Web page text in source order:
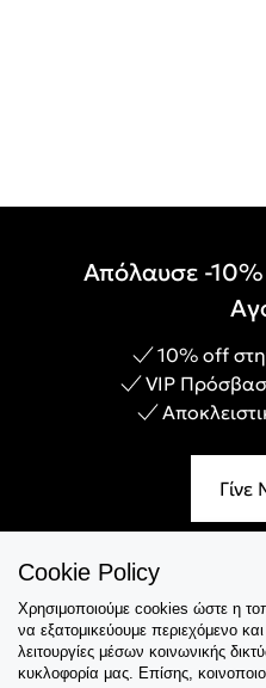
Απόλαυσε -
10% off
VIP
Γίνε
Εξυπηρέτηση
Collections
Cookie Policy
Χρησιμοποιούμε cookies ώστε η
να εξατομικεύουμε περιεχόμενο
λειτουργίες μέσων κοινωνικής
κυκλοφορία μας. Επίσης,